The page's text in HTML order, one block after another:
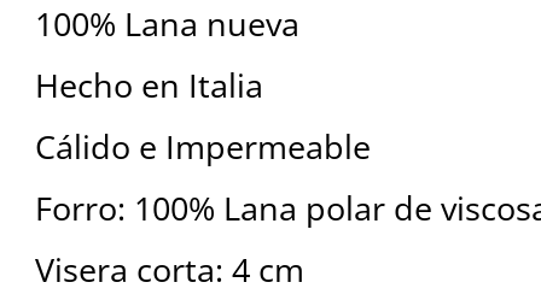
100% Lana nueva
Hecho en Italia
Cálido e Impermeable
Forro: 100% Lana polar de
Visera corta: 4 cm